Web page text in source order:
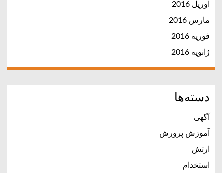
آوریل 2016
مارس 2016
فوریه 2016
ژانویه 2016
دسته‌ها
آگهی
آموزش پرورش
ارتش
استخدام